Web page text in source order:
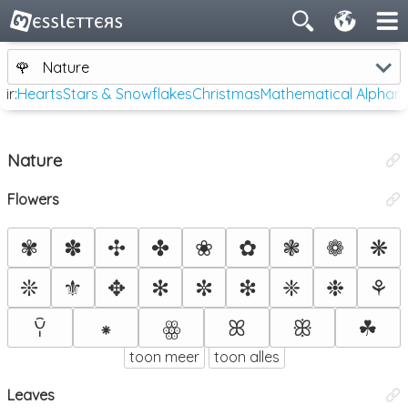
🌹
Nature
HeartsStars & SnowflakesChristmasMathematical
Nature
Flowers
✾ ✽ ✣ ✤ ❀ ✿ ❃ ❁
❋
❊
⚜ ✥ ✻ ✼ ❇ ❈ ❉
⚘
ꌨ
⁕ ꙮ ꕤ ꕥ ☘
toon meer toon alles
Leaves